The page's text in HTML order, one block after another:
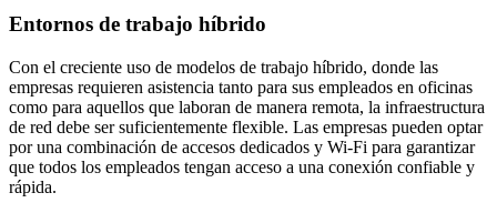
Entornos de trabajo híbrido
Con el creciente uso de modelos de trabajo híbrido, donde las
empresas requieren asistencia tanto para sus empleados en oficinas
como para aquellos que laboran de manera remota, la infraestructura
de red debe ser suficientemente flexible. Las empresas pueden optar
por una combinación de accesos dedicados y Wi-Fi para garantizar
que todos los empleados tengan acceso a una conexión confiable y
rápida.